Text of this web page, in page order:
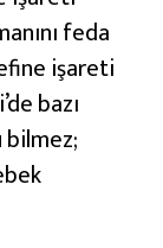
feda
işareti
bazı